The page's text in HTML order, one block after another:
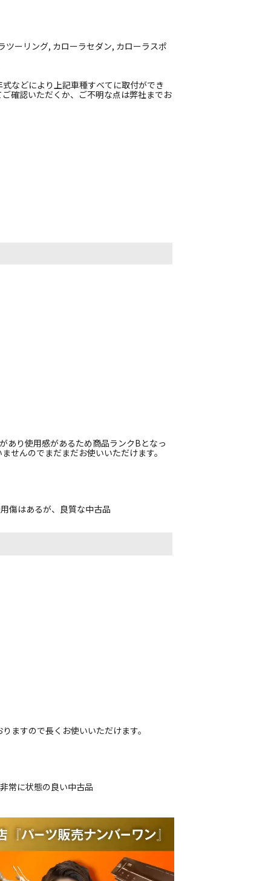
ツーリング, カローラセダン, カローラスポ
などにより上記車種すべてに取付ができ
確認いただくか、ご不明な点は弊社までお
あり使用感があるため商品ランクBとなっ
せんのでまだまだお使いいただけます。
傷はあるが、良質な中古品
ますので長くお使いいただけます。
常に状態の良い中古品